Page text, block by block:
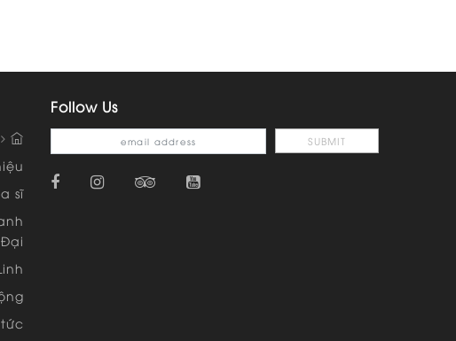
sĩ
Follow Us